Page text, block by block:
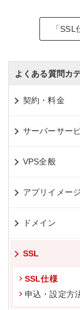
「
よくある質問カ
契約・料金
サーバーサー
VPS全般
アプリイメー
ドメイン
SSL
SSL仕様
申込・設定方